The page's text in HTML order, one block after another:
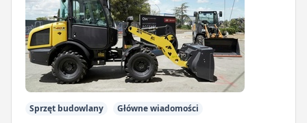
Sprzęt budowlany Główne wiadomości